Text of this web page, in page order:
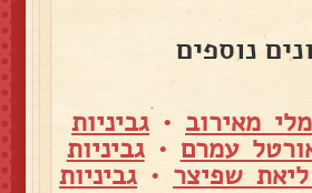
נוספים
מאירוב • גביניות
עמרם •גביניות
שפיצר • גביניות